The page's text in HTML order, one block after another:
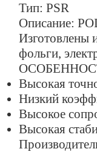
Тип: PSR
Описание:
Изготовлены
фольги,
Высокая
Низкий
Высокое
Высокая